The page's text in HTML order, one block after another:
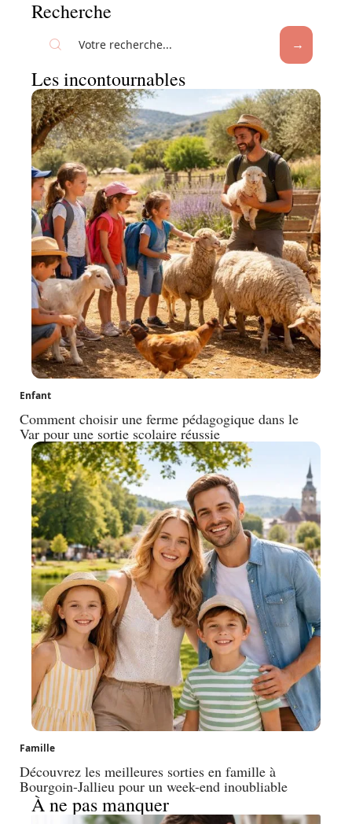
Recherche
Les incontournables
Enfant
Comment choisir une ferme pédagogique dans le
Var pour une sortie scolaire réussie
Famille
Découvrez les meilleures sorties en famille à
Bourgoin-Jallieu pour un week-end inoubliable
À ne pas manquer